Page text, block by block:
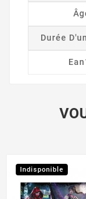
Durée
Indisponible